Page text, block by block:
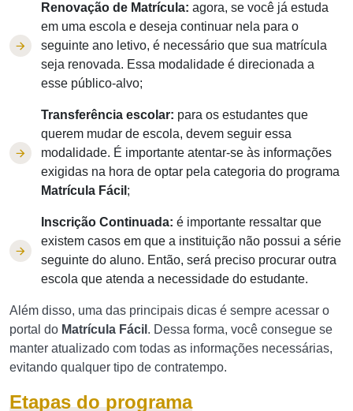
Renovação de Matrícula: agora, se você já estuda
em uma escola e deseja continuar nela para o
seguinte ano letivo, é necessário que sua matrícula
seja renovada. Essa modalidade é direcionada a
esse público-alvo;
Transferência escolar: para os estudantes que
querem mudar de escola, devem seguir essa
modalidade. É importante atentar-se às informações
exigidas na hora de optar pela categoria do programa
Matrícula Fácil ;
Inscrição Continuada: é importante ressaltar que
existem casos em que a instituição não possui a série
seguinte do aluno. Então, será preciso procurar outra
escola que atenda a necessidade do estudante.
Além disso, uma das principais dicas é sempre acessar o
portal do Matrícula Fácil . Dessa forma, você consegue se
manter atualizado com todas as informações necessárias,
evitando qualquer tipo de contratempo.
Etapas do programa